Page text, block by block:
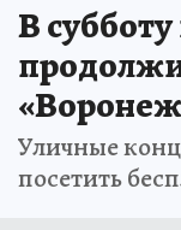
В
Уличные
посетить